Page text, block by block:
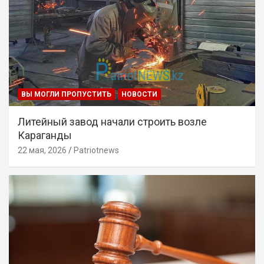
ВЫ МОГЛИ ПРОПУСТИТЬ НОВОСТИ
Литейный завод начали строить возле
Караганды
22 мая, 2026 Patriotnews